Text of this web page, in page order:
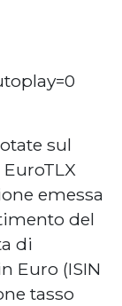
sul
emessa
del
di
Euro (ISIN
tasso